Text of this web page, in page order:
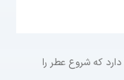
دارد که شروع عطر را